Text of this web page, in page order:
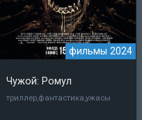
фильмы 2024
Чужой: Ромул
триллер,фантастика,ужасы